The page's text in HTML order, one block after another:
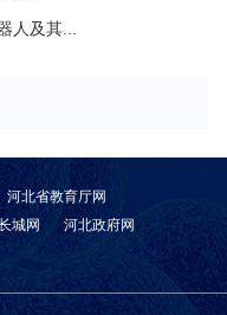
人及其...
河北省教育厅网
城网
河北政府网